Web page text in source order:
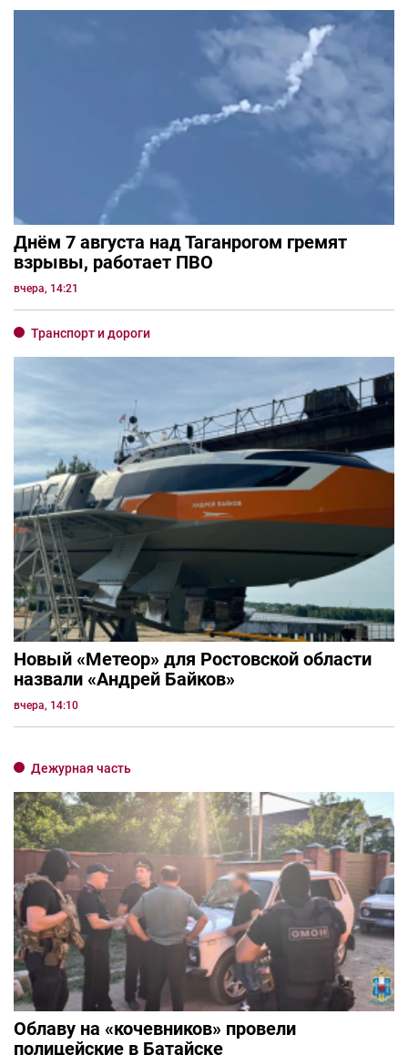
Днём 7 августа над Таганрогом гремят
взрывы, работает ПВО
вчера, 14:21
Транспорт и дороги
Новый «Метеор» для Ростовской области
назвали «Андрей Байков»
вчера, 14:10
Дежурная часть
Облаву на «кочевников» провели
полицейские в Батайске